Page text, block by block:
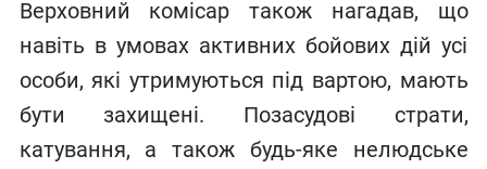
Верховний комісар також нагадав, що
навіть в умовах активних бойових дій усі
особи, які утримуються під вартою, мають
бути захищені. Позасудові страти,
катування, а також будь-яке нелюдське